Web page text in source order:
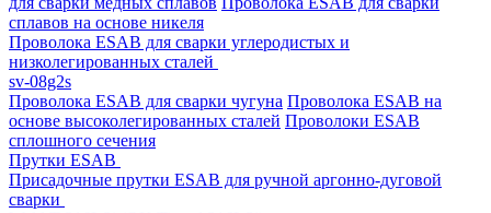
сплавов на основе никеля
Проволока ESAB для сварки углеродистых и
низколегированных сталей
sv-08g2s
Проволока ESAB для сварки чугуна Проволока ESAB на
основе высоколегированных сталей Проволоки ESAB
сплошного сечения
Прутки ESAB
Присадочные прутки ESAB для ручной аргонно-дуговой
сварки